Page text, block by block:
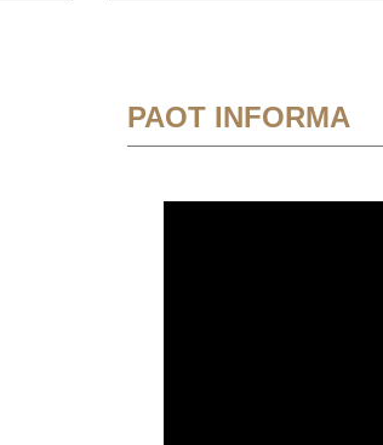
PAOT INFORMA